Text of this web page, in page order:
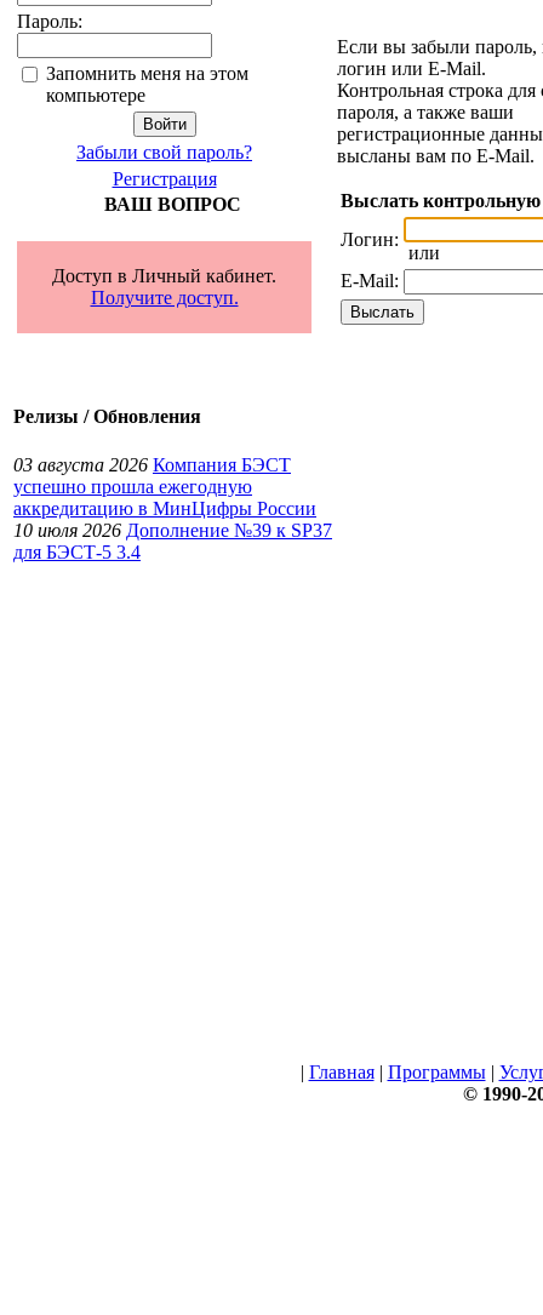
Пароль:
Запомнить меня на этом
компьютере
Забыли свой пароль?
Регистрация
ВАШ ВОПРОС
Доступ в Личный кабинет.
Получите доступ.
Релизы / Обновления
03 августа 2026 Компания БЭСТ
успешно прошла ежегодную
аккредитацию в МинЦифры России
10 июля 2026 Дополнение №39 к SP37
для БЭСТ-5 3.4
Если вы забыли пароль,
логин или E-Mail.
Контрольная строка
пароля, а также ваши
регистрационные
высланы вам по E-Mail.
Выслать контрольную
Логин:
или
E-Mail:
| Главная| Программы|
© 1990-